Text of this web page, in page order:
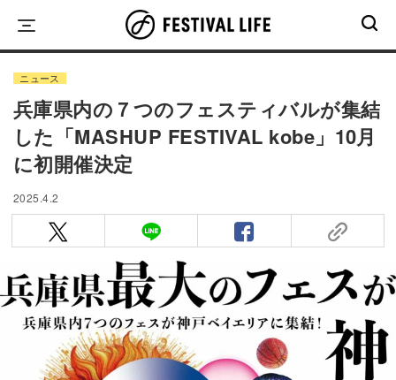
content
ニュース
兵庫県内の７つのフェスティバルが集結
した「MASHUP FESTIVAL kobe」10月
に初開催決定
2025.4.2